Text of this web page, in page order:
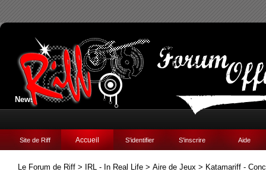
News:
Site de Riff Accueil S'identifier S'inscrire Aide
Le Forum de Riff > IRL - In Real Life > Aire de Jeux > Katamariff -